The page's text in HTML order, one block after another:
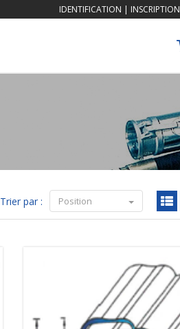
IDENTIFICATION | INSCRIPTION
Trier par : Position